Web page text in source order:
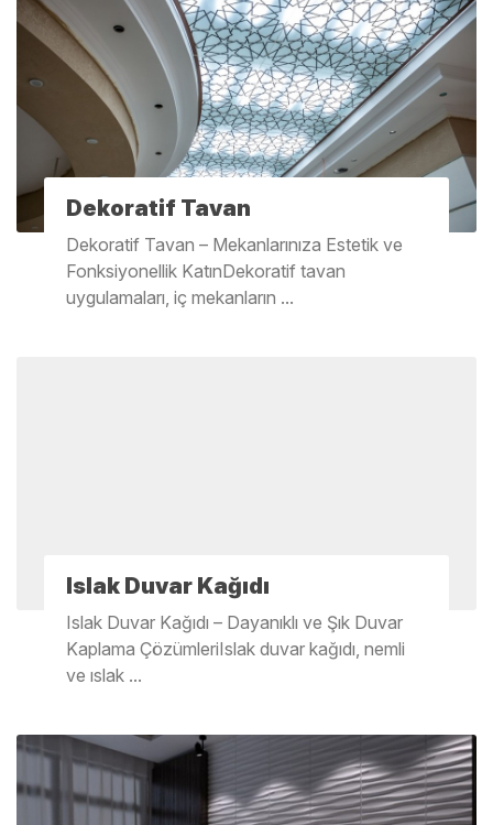
Dekoratif Tavan
Dekoratif Tavan – Mekanlarınıza Estetik ve
Fonksiyonellik KatınDekoratif tavan
uygulamaları, iç mekanların ...
Islak Duvar Kağıdı
Islak Duvar Kağıdı – Dayanıklı ve Şık Duvar
Kaplama ÇözümleriIslak duvar kağıdı, nemli
ve ıslak ...